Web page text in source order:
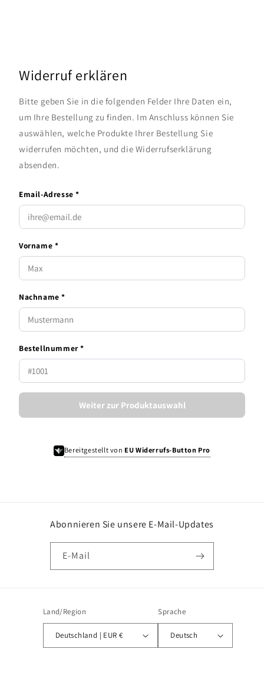
Widerruf erklären
Bitte geben Sie in die folgenden Felder Ihre Daten ein,
um Ihre Bestellung zu finden. Im Anschluss können Sie
auswählen, welche Produkte Ihrer Bestellung Sie
widerrufen möchten, und die Widerrufserklärung
absenden.
Email-Adresse *
Vorname *
Nachname *
Bestellnummer *
Weiter zur Produktauswahl
Bereitgestellt von EU Widerrufs-Button Pro
Abonnieren Sie unsere E-Mail-Updates
E-Mail
Land/Region
Deutschland | EUR €
Sprache
Deutsch